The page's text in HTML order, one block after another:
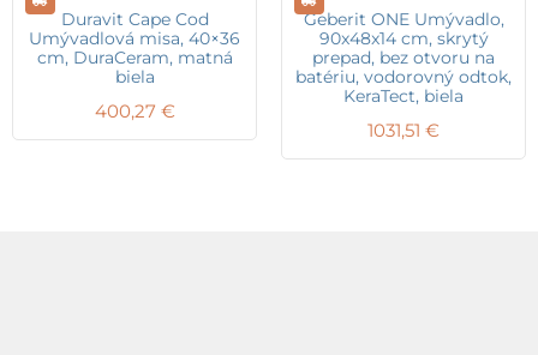
Duravit Cape Cod
Umývadlová misa, 40×36
cm, DuraCeram, matná
biela
400,27 €
Geberit ONE Umývadlo,
90x48x14 cm, skrytý
prepad, bez otvoru na
batériu, vodorovný odtok,
KeraTect, biela
1031,51 €